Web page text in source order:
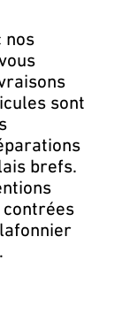
nos
sont
brefs.
contrées